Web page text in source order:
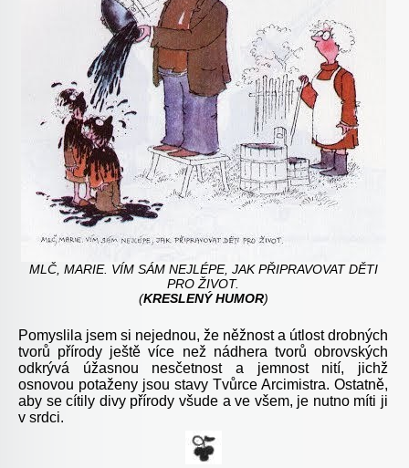
MLČ, MARIE. VÍM SÁM NEJLÉPE, JAK PŘIPRAVOVATDĚTI
PRO ŽIVOT.
(KRESLENÝ HUMOR)
Pomyslila jsem si nejednou, že něžnost a útlost drobných
tvorů přírody ještě více než nádhera tvorů obrovských
odkrývá úžasnou nesčetnost a jemnost nití, jichž
osnovou potaženy jsou stavy Tvůrce Arcimistra. Ostatně,
aby se cítily divy přírody všude a ve všem, je nutno míti ji
v srdci.